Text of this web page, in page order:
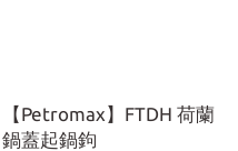
【Petromax】FTDH 荷蘭
鍋蓋起鍋鉤